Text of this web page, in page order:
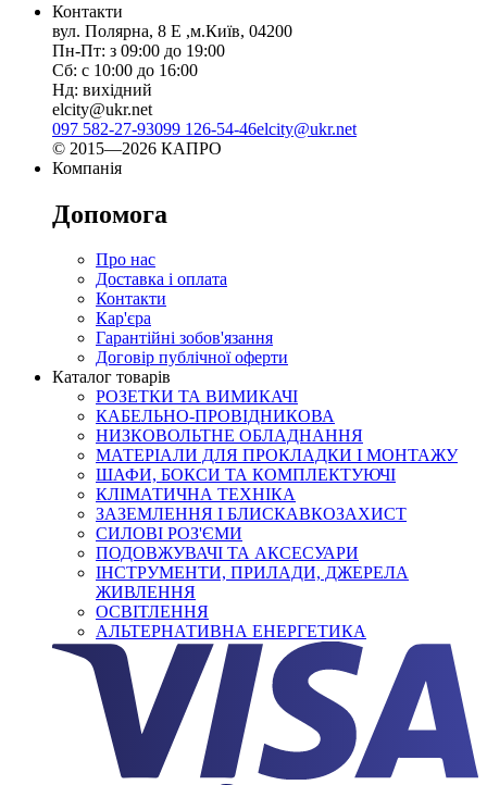
Контакти
вул. Полярна, 8 Е ,м.Київ, 04200
Пн-Пт: з 09:00 до 19:00
Сб: с 10:00 до 16:00
Нд: вихідний
elcity@ukr.net
097 582-27-93099 126-54-46elcity@ukr.net
© 2015—2026 КАПРО
Компанія
Допомога
Про нас
Доставка і оплата
Контакти
Кар'єра
Гарантійні зобов'язання
Договір публічної оферти
Каталог товарів
РОЗЕТКИ ТА ВИМИКАЧІ
КАБЕЛЬНО-ПРОВІДНИКОВА
НИЗКОВОЛЬТНЕ ОБЛАДНАННЯ
МАТЕРІАЛИ ДЛЯ ПРОКЛАДКИ І МОНТАЖУ
ШАФИ, БОКСИ ТА КОМПЛЕКТУЮЧІ
КЛІМАТИЧНА ТЕХНІКА
ЗАЗЕМЛЕННЯ І БЛИСКАВКОЗАХИСТ
СИЛОВІ РОЗ'ЄМИ
ПОДОВЖУВАЧІ ТА АКСЕСУАРИ
ІНСТРУМЕНТИ, ПРИЛАДИ, ДЖЕРЕЛА
ЖИВЛЕННЯ
ОСВІТЛЕННЯ
АЛЬТЕРНАТИВНА ЕНЕРГЕТИКА